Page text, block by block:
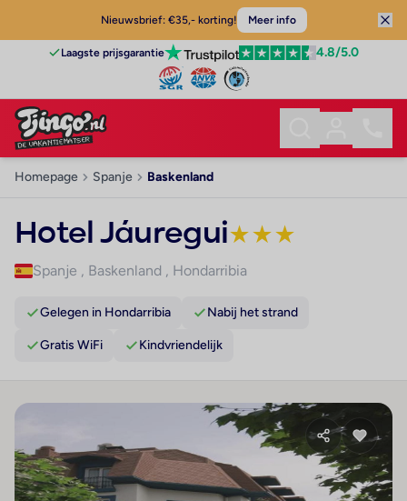
Nieuwsbrief: €35,- korting! Meer info
Laagste prijsgarantie 4.8/5.0
Homepage Spanje Baskenland
Hotel Jáuregui★★★
Spanje , Baskenland , Hondarribia
Gelegen in Hondarribia Nabij het strand
Gratis WiFi Kindvriendelijk